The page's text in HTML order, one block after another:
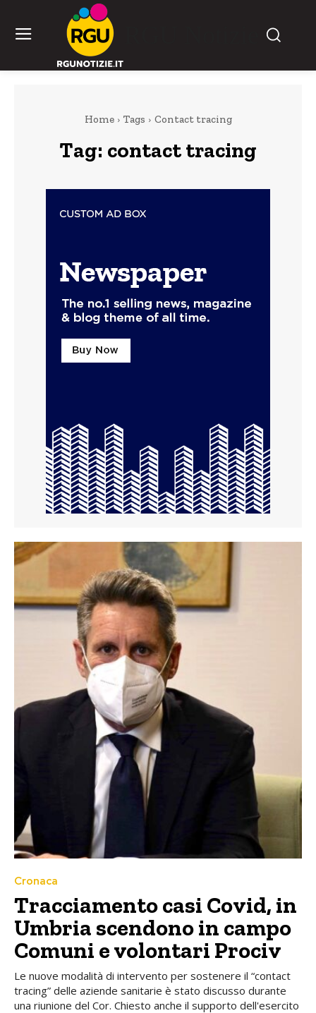
Home Tags Contact tracing
Tag: contact tracing
Cronaca
Tracciamento casi Covid, in
Umbria scendono in campo
Comuni e volontari Prociv
Le nuove modalità di intervento per sostenere il “contact
tracing” delle aziende sanitarie è stato discusso durante
una riunione del Cor. Chiesto anche il supporto dell'esercito